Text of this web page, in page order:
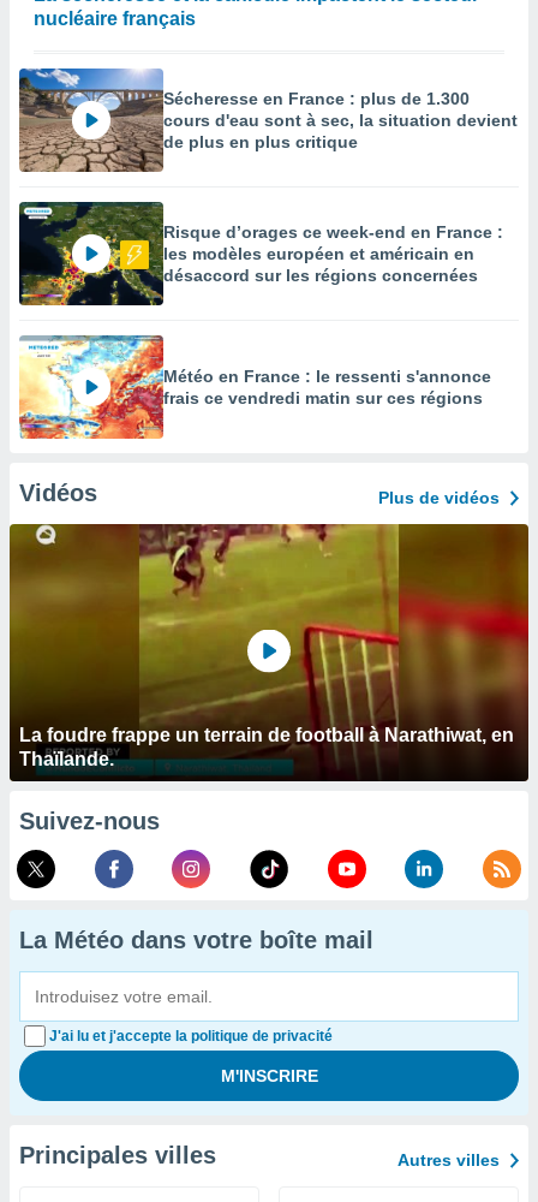
nucléaire français
Sécheresse en France : plus de 1.300
cours d'eau sont à sec, la situation devient
de plus en plus critique
Risque d’orages ce week-end en France :
les modèles européen et américain en
désaccord sur les régions concernées
Météo en France : le ressenti s'annonce
frais ce vendredi matin sur ces régions
Vidéos Plus de vidéos
La foudre frappe un terrain de football à Narathiwat, en
Thaïlande.
Suivez-nous
La Météo dans votre boîte mail
J'ai lu et j'accepte la politique de privacité
Principales villes Autres villes